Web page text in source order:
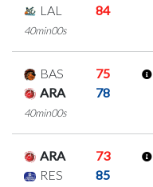
LAL
84
40min00s
BAS
75
ARA
78
40min00s
ARA
73
RES
85